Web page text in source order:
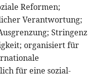
Reformen;
Verantwortung;
Stringenz
organisiert für
für eine sozial-